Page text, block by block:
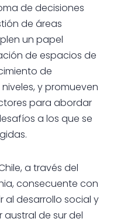
de decisiones
de áreas
un papel
de espacios de
de
y promueven
para abordar
a los que se
a través del
consecuente con
al desarrollo social y
de sur del